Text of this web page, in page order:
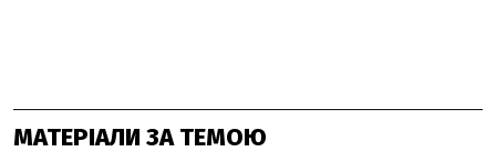
МАТЕРІАЛИ ЗА ТЕМОЮ